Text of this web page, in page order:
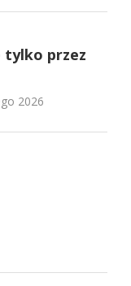
tylko przez
2026